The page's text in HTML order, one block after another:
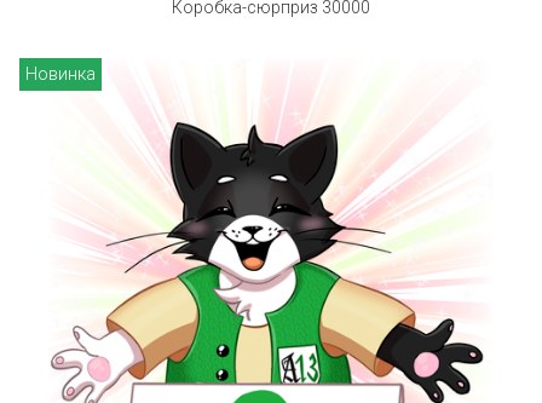
Коробка-сюрприз 30000
Новинка